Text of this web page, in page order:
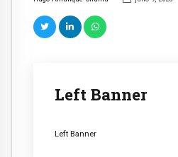
Left Banner
Left Banner